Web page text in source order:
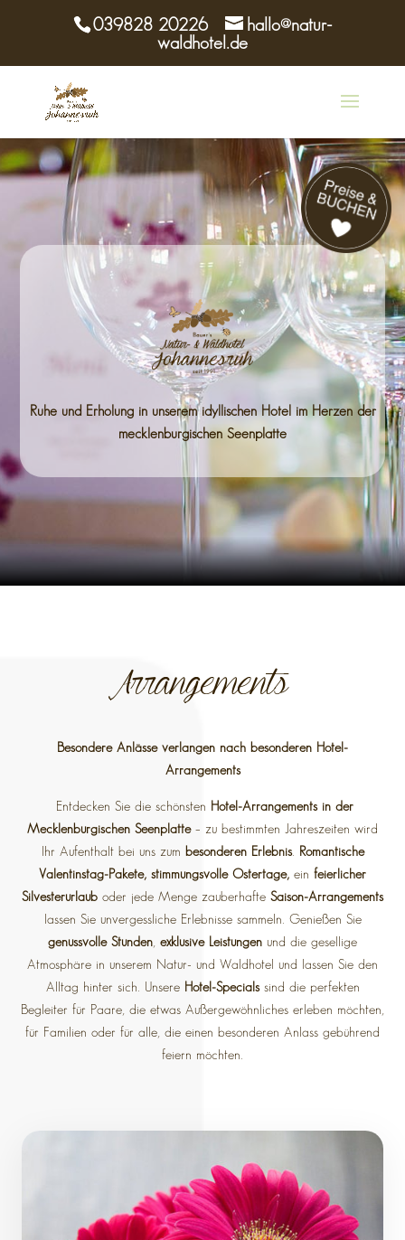
039828 20226
hallo@natur-
waldhotel.de
Ruhe und Erholung in unserem idyllischen Hotel im Herzen der
mecklenburgischen Seenplatte
Arrangements
Besondere Anlässe verlangen nach besonderen Hotel-
Arrangements
Entdecken Sie die schönsten Hotel-Arrangements in der
Mecklenburgischen Seenplatte– zu bestimmten Jahreszeiten wird
Ihr Aufenthalt bei uns zum besonderen Erlebnis.
Romantische
Valentinstag-Pakete, stimmungsvolle Ostertage, ein feierlicher
Silvesterurlaub oder jede Menge zauberhafte Saison-Arrangements
lassen Sie unvergessliche Erlebnisse sammeln. Genießen Sie
genussvolle Stunden exklusive Leistungen und die gesellige
Atmosphäre in unserem Natur- und Waldhotel und lassen Sie den
Alltag hinter sich. Unsere Hotel-Specialssind die perfekten
Begleiter für Paare, die etwas Außergewöhnliches erleben möchten,
für Familien oder für alle, die einen besonderen Anlass gebührend
feiern möchten.
Buchen